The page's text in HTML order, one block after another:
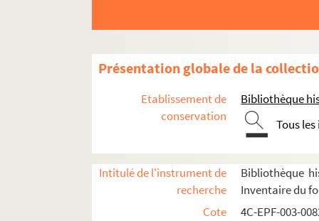
Présentation globale de la
Etablissement de
conservation
Bibliothèque
Tous
Intitulé de l'instrument de
recherche
Bibliothèque
Inventaire du
Cote
4C-EPF-003-
Dossier n° 108 bis
Dossier n° 108 ter
Dossier n° 109
Dossier n° 110
Dossier n° 113
Dossier n° 114